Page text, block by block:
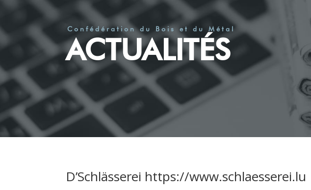
Confédération du Bois et du Métal
ACTUALITÉS
D’Schlässerei https://www.schlaesserei.lu